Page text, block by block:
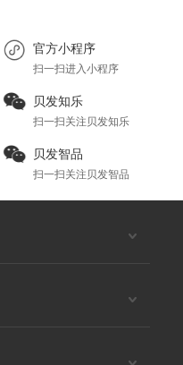
官方小程序
扫一扫进入小程序
贝发知乐
扫一扫关注贝发知乐
贝发智品
扫一扫关注贝发智品